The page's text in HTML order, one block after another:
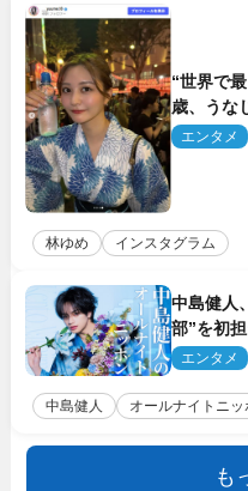
“世界で
歳、うな
エンタメ
林ゆめ インスタグラム
中島健人
部”を初
エンタメ
中島健人 オールナイトニッ
も